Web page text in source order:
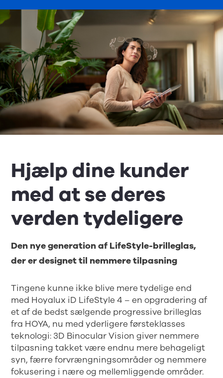
Hjælp dine kunder
med at se deres
verden tydeligere
Den nye generation af LifeStyle-brilleglas,
der er designet til nemmere tilpasning
Tingene kunne ikke blive mere tydelige end
med Hoyalux iD LifeStyle 4 – en opgradering af
et af de bedst sælgende progressive brilleglas
fra HOYA, nu med yderligere førsteklasses
teknologi: 3D Binocular Vision giver nemmere
tilpasning takket være endnu mere behageligt
syn, færre forvrængningsområder og nemmere
fokusering i nære og mellemliggende områder.